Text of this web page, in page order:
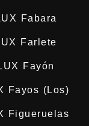
Fabara
Farlete
Fayón
Fayos (Los)
Figueruelas